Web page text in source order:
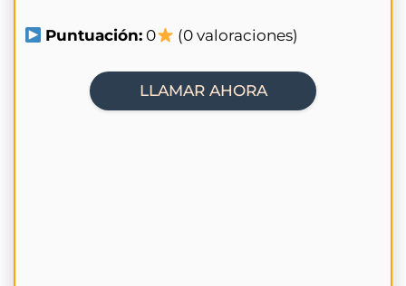
Puntuación: 0 (0 valoraciones)
LLAMAR AHORA